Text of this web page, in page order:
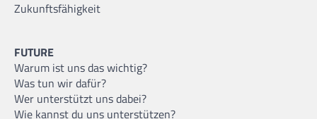
Zukunftsfähigkeit
FUTURE
Warum ist uns das wichtig?
Was tun wir dafür?
Wer unterstützt uns dabei?
Wie kannst du uns unterstützen?